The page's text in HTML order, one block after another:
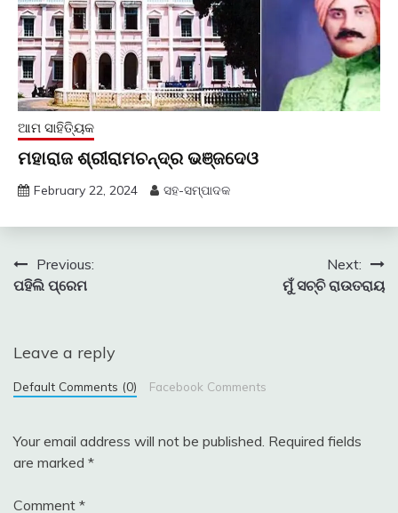
ଆମ ସାହିତ୍ୟିକ
ମହାରାଜ ଶ୍ରୀରାମଚନ୍ଦ୍ର ଭଞ୍ଜଦେଓ
February 22, 2024 ସହ-ସମ୍ପାଦକ
Post
navigation
Previous:
ପହିଲି ପ୍ରେମ
Next:
ମୁଁ ସଚ୍ଚି ରାଉତରାୟ
Leave a reply
Default Comments (0) Facebook Comments
Your email address will not be published. Required fields
are marked *
Comment *